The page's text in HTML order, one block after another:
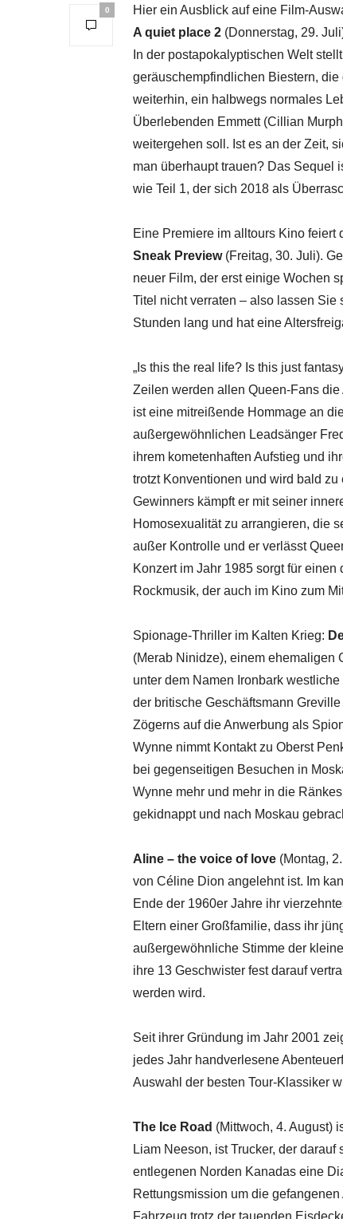
0
Hier ein Ausblick auf eine Film-
A quiet place 2 (Donnerstag, 29.
In der postapokalyptischen Welt
geräuschempfindlichen Biestern,
weiterhin, ein halbwegs normales
Überlebenden Emmett (Cillian
weitergehen soll. Ist es an der Zeit,
man überhaupt trauen? Das Sequel
wie Teil 1, der sich 2018 als
Eine Premiere im alltours Kino
Sneak Preview(Freitag, 30. Juli).
neuer Film, der erst einige Wochen
Titel nicht verraten – also lassen
Stunden lang und hat eine
„Is this the real life? Is this just
Zeilen werden allen Queen-Fans die
ist eine mitreißende Hommage an
außergewöhnlichen Leadsänger
ihrem kometenhaften Aufstieg und
trotzt Konventionen und wird bald
Gewinners kämpft er mit seiner
Homosexualität zu arrangieren, die
außer Kontrolle und er verlässt
Konzert im Jahr 1985 sorgt für
Rockmusik, der auch im Kino zum
Spionage-Thriller im Kalten Krieg:
(Merab Ninidze), einem ehemaligen
unter dem Namen Ironbark
der britische Geschäftsmann
Zögerns auf die Anwerbung als
Wynne nimmt Kontakt zu Oberst
bei gegenseitigen Besuchen in
Wynne mehr und mehr in die
gekidnappt und nach Moskau
Aline – the voice of love (Montag,
von Céline Dion angelehnt ist. Im
Ende der 1960er Jahre ihr
Eltern einer Großfamilie, dass ihr
außergewöhnliche Stimme der
ihre 13 Geschwister fest darauf
werden wird.
Seit ihrer Gründung im Jahr 2001
jedes Jahr handverlesene
Auswahl der besten Tour-Klassiker
The Ice Road (Mittwoch, 4. August)
Liam Neeson, ist Trucker, der
entlegenen Norden Kanadas eine
Rettungsmission um die